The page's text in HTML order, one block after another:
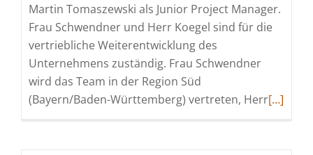
Martin Tomaszewski als Junior Project Manager.
Frau Schwendner und Herr Koegel sind für die
vertriebliche Weiterentwicklung des
Unternehmens zuständig. Frau Schwendner
wird das Team in der Region Süd
(Bayern/Baden-Württemberg) vertreten, HerrRead
[…]